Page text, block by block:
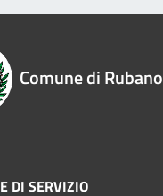
Comune di Rubano
DI SERVIZIO